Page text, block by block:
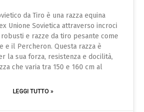
da Tiro è una razza equina
Unione Sovietica attraverso incroci
e razze da tiro pesante come
e il Percheron. Questa razza è
la sua forza, resistenza e docilità,
che varia tra 150 e 160 cm al
LEGGI TUTTO »